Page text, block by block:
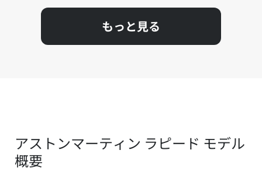
もっと見る
アストンマーティン ラピード モデル
概要